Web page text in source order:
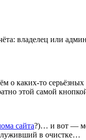
владелец или
то серьёзных
этой самой
сайта?)… и вот —
в очистке…